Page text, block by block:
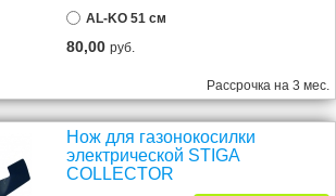
AL-KO 51 см
80,00руб.
Рассрочка на 3 мес.
Нож для газонокосилки
электрической STIGA
COLLECTOR